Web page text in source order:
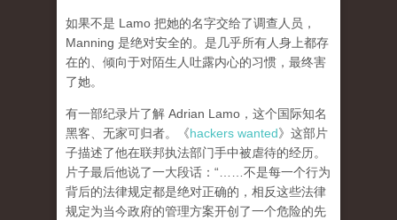
如果不是 Lamo 把她的名字交给了调查人员，
Manning 是绝对安全的。是几乎所有人身上都存
在的、倾向于对陌生人吐露内心的习惯，最终害
了她。
有一部纪录片了解 Adrian Lamo，这个国际知名
黑客、无家可归者。《hackers wanted》这部片
子描述了他在联邦执法部门手中被虐待的经历。
片子最后他说了一大段话：“……不是每一个行为
背后的法律规定都是绝对正确的，相反这些法律
规定为当今政府的管理方案开创了一个危险的先